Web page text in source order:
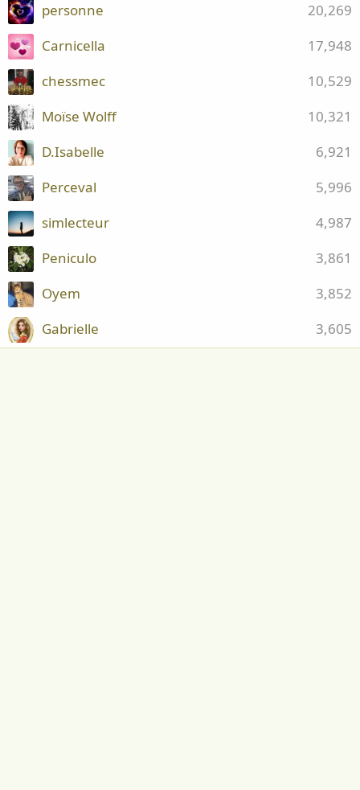
20,269
personne
17,948
Carnicella
10,529
chessmec
10,321
Moïse Wolff
6,921
D.Isabelle
5,996
Perceval
4,987
simlecteur
3,861
Peniculo
3,852
Oyem
3,605
Gabrielle